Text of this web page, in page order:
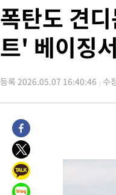
-21310초 전 >튀르키예 외무장
-18518초 전 >이군이 불법 군시
부상
-15636초 전 >
[속보]美중부 사
보, 언론 누출”
-13669초 전 >‘축구의 신’ 아르
-13644초 전 >“美 이란전 무기
폭탄도 견
트' 베이징
등록 2026.05.07 16:40:46 수